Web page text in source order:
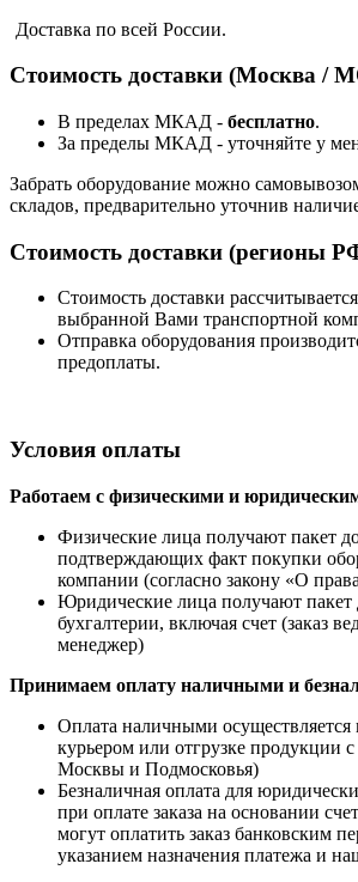
Доставка по всей России.
Стоимость доставки (Москва /
В пределах МКАД - бесплатно.
За пределы МКАД - уточняйте у
Забрать оборудование можно
складов, предварительно уточнив
Стоимость доставки (регионы
Стоимость доставки
выбранной Вами транспортной
Отправка оборудования
предоплаты.
Условия оплаты
Работаем с физическими и
Физические лица получают пакет
подтверждающих факт покупки
компании (согласно закону «О
Юридические лица получают пакет
бухгалтерии, включая счет (заказ
менеджер)
Принимаем оплату наличными и
Оплата наличными осуществляется
курьером или отгрузке продукции
Москвы и Подмосковья)
Безналичная оплата для
при оплате заказа на основании
могут оплатить заказ банковским
указанием назначения платежа и